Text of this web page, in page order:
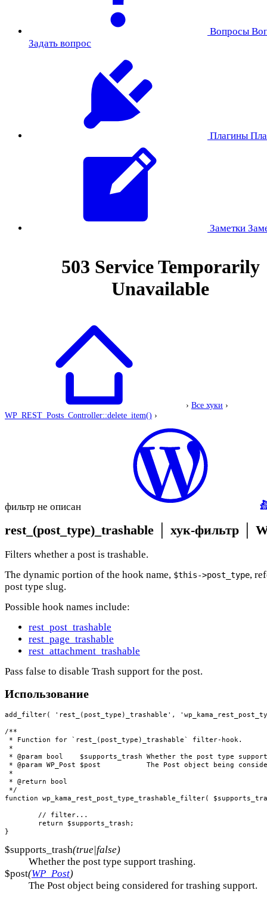
Вопросы
Задать вопрос
Плагины
Заметки
› Все хуки ›
WP_REST_Posts_Controller::delete_item() ›
фильтр не описан
rest_(post_type)_trashable хук-фильтр
Filters whether a post is trashable.
The dynamic portion of the hook name, $this->post_type,
post type slug.
Possible hook names include:
rest_post_trashable
rest_page_trashable
rest_attachment_trashable
Pass false to disable Trash support for the post.
Использование
add_filter( 'rest_(post_type)_trashable',
/**
* Function for `rest_(post_type)_trashable` filter-hook.
*
* @param bool    $supports_trash Whether the post type
* @param WP_Post $post           The Post object being
*
* @return bool
*/
function wp_kama_rest_post_type_trashable_filter(
}
$supports_trash(true|false)
Whether the post type support trashing.
$post(WP_Post)
The Post object being considered for trashing support.